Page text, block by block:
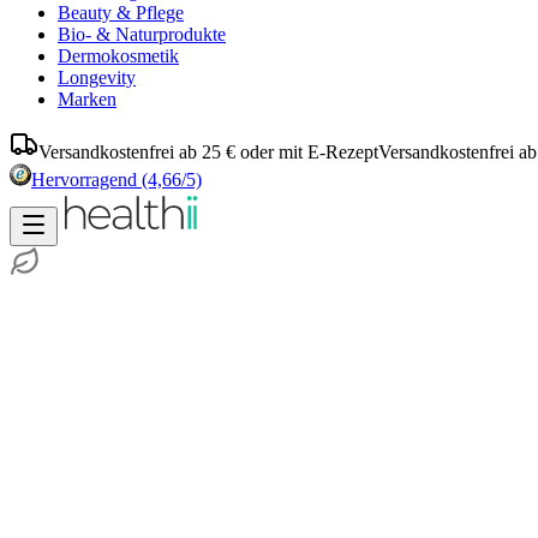
Beauty & Pflege
Bio- & Naturprodukte
Dermokosmetik
Longevity
Marken
Versandkostenfrei ab 25 € oder mit E-RezeptVersandkostenfrei
Hervorragend (4,66/5)